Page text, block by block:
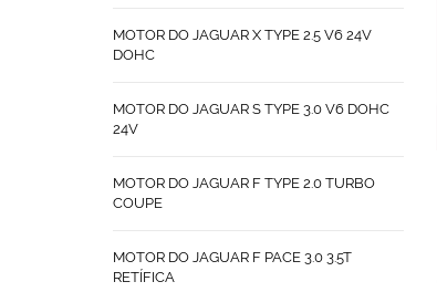
MOTOR DO JAGUAR X TYPE 2.5 V6 24V
DOHC
MOTOR DO JAGUAR S TYPE 3.0 V6 DOHC
24V
MOTOR DO JAGUAR F TYPE 2.0 TURBO
COUPE
MOTOR DO JAGUAR F PACE 3.0 3.5T
RETÍFICA